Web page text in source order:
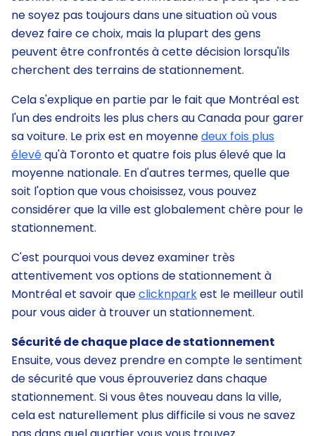
ne soyez pas toujours dans une situation où vous
devez faire ce choix, mais la plupart des gens
peuvent être confrontés à cette décision lorsqu'ils
cherchent des terrains de stationnement.
Cela s'explique en partie par le fait que Montréal est
l'un des endroits les plus chers au Canada pour garer
sa voiture. Le prix est en moyennedeux fois plus
élevéqu'à Toronto et quatre fois plus élevé que la
moyenne nationale. En d'autres termes, quelle que
soit l'option que vous choisissez, vous pouvez
considérer que la ville est globalement chère pour le
stationnement.
C'est pourquoi vous devez examiner très
attentivement vos options de stationnement à
Montréal et savoir queclicknparkest le meilleur outil
pour vous aider à trouver un stationnement.
Sécurité de chaque place de stationnement
Ensuite, vous devez prendre en compte le sentiment
de sécurité que vous éprouveriez dans chaque
stationnement. Si vous êtes nouveau dans la ville,
cela est naturellement plus difficile si vous ne savez